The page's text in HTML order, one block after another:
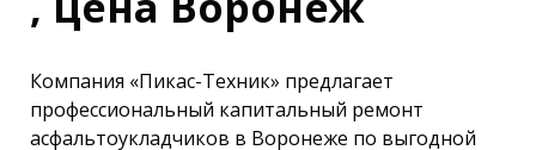
Компания «Пикас-Техник» предлагает
профессиональный капитальный ремонт
асфальтоукладчиков в Воронеже по выгодной